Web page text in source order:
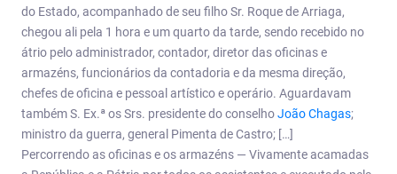
do Estado, acompanhado de seu filho Sr. Roque de Arriaga,
chegou ali pela 1 hora e um quarto da tarde, sendo recebido no
átrio pelo administrador, contador, diretor das oficinas e
armazéns, funcionários da contadoria e da mesma direção,
chefes de oficina e pessoal artístico e operário. Aguardavam
também S. Ex.ª os Srs. presidente do conselhoJoão Chagas;
ministro da guerra, general Pimenta de Castro; […]
Percorrendo as oficinas e os armazéns — Vivamente acamadas